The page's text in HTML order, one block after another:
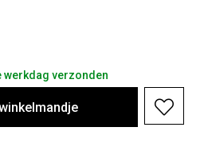
werkdag verzonden